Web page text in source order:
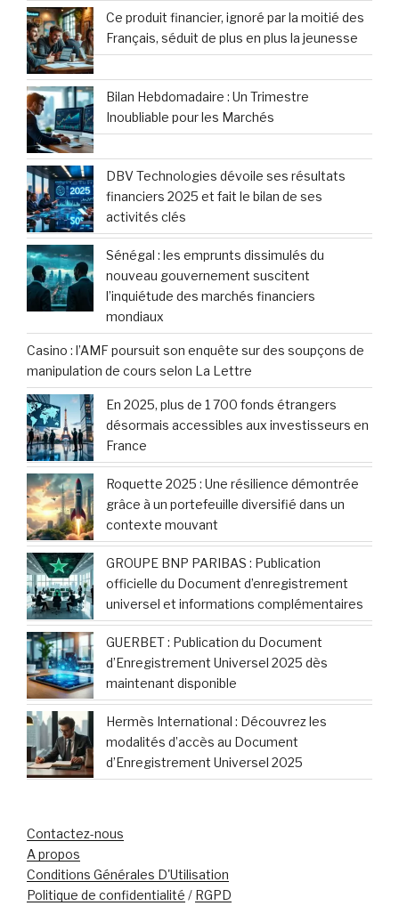
LUMIBIRD : Publication du Document
d’Enregistrement Universel 2025, incluant
Publication Semaine Prochaine : Le
Document d’Enregistrement Universel 2025
Sandie Legendre : Votre experte en conseils
financiers pour particuliers et dirigeants
d’entreprise
« Trump influe sur la Bourse » : Les coulisses
des interventions stratégiques de la Maison-
Blanche sur les marchés financiers
Bilan Annuel 2025 : Equasens révèle des
performances robustes à travers tous ses
indicateurs clés
Ce produit financier, ignoré par la moitié des
Bilan Hebdomadaire : Un Trimestre
Inoubliable pour les Marchés
financiers 2025 et fait le bilan de ses
nouveau gouvernement suscitent
l’inquiétude des marchés financiers
mondiaux
Casino : l’AMF poursuit son enquête sur des soupçons de
manipulation de cours selon La Lettre
France
Roquette 2025 : Une résilience démontrée